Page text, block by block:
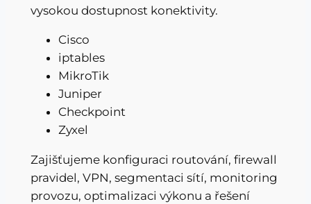
vysokou dostupnost konektivity.
Cisco
iptables
MikroTik
Juniper
Checkpoint
Zyxel
Zajišťujeme konfiguraci routování, firewall
pravidel, VPN, segmentaci sítí, monitoring
provozu, optimalizaci výkonu a řešení